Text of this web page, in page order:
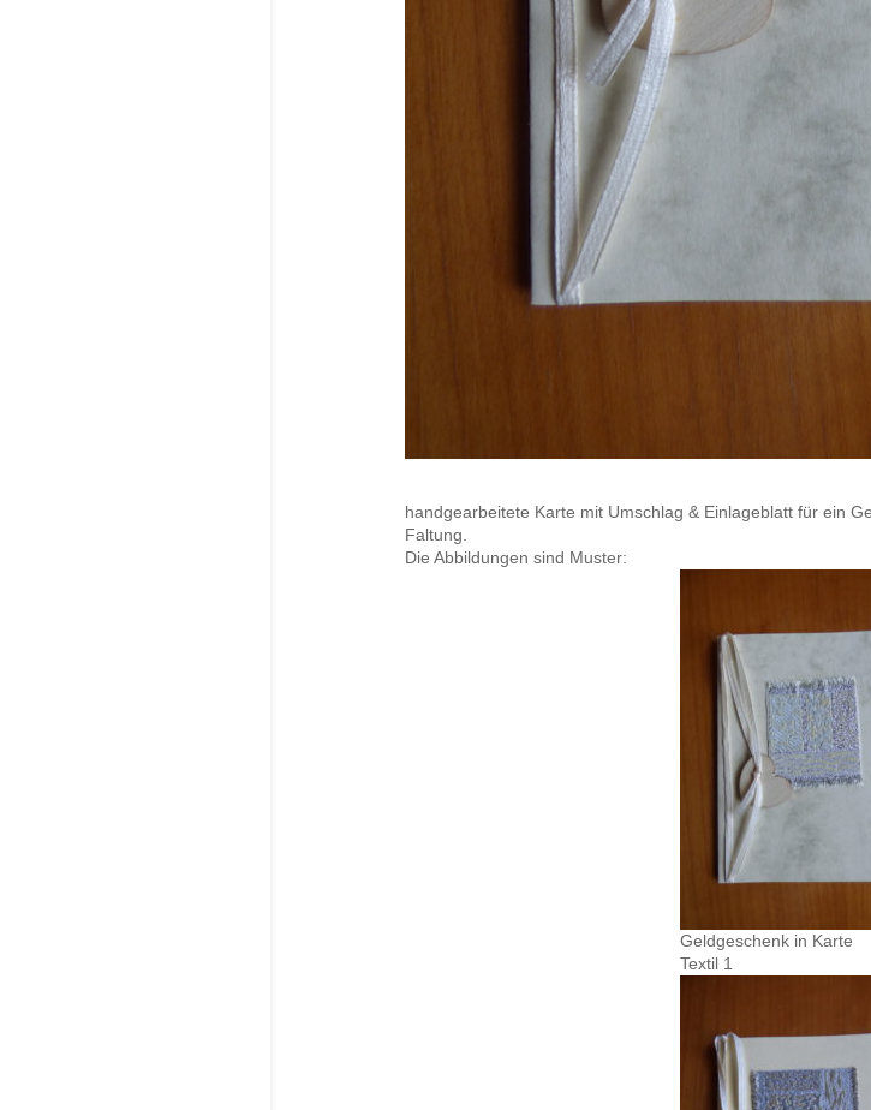
handgearbeitete Karte mit Umschlag & Einlageblatt für ein
Faltung.
Die Abbildungen sind Muster:
Geldgeschenk in Karte
Textil 1